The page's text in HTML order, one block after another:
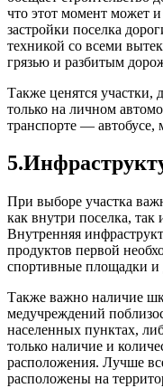
что этот момент может и
застройки поселка
техникой со всеми
грязью и разбитым
Также ценятся участки,
только на личном
транспорте — автобусе,
При выборе участка
как внутри поселка,
Внутренняя
продуктов первой
спортивные площадки и
Также важно наличие
медучреждений
населенных пунктах,
только наличие и
расположения. Лучше
расположены на